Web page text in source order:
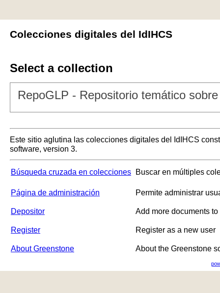
Colecciones digitales del IdIHCS
Select a collection
RepoGLP - Repositorio temático
Este sitio aglutina las colecciones digitales del IdIHCS
software, version 3.
Búsqueda cruzada en colecciones Buscar en múltiples
Página de administración Permite administrar
Depositor Add more documents
Register Register as a new user
About Greenstone About the Greenstone